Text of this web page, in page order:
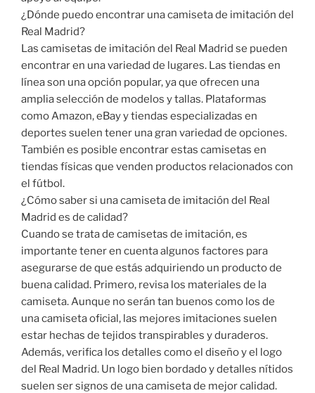
¿Dónde puedo encontrar una camiseta de imitación del
Real Madrid?
Las camisetas de imitación del Real Madrid se pueden
encontrar en una variedad de lugares. Las tiendas en
línea son una opción popular, ya que ofrecen una
amplia selección de modelos y tallas. Plataformas
como Amazon, eBay y tiendas especializadas en
deportes suelen tener una gran variedad de opciones.
También es posible encontrar estas camisetas en
tiendas físicas que venden productos relacionados con
el fútbol.
¿Cómo saber si una camiseta de imitación del Real
Madrid es de calidad?
Cuando se trata de camisetas de imitación, es
importante tener en cuenta algunos factores para
asegurarse de que estás adquiriendo un producto de
buena calidad. Primero, revisa los materiales de la
camiseta. Aunque no serán tan buenos como los de
una camiseta oficial, las mejores imitaciones suelen
estar hechas de tejidos transpirables y duraderos.
Además, verifica los detalles como el diseño y el logo
del Real Madrid. Un logo bien bordado y detalles nítidos
suelen ser signos de una camiseta de mejor calidad.